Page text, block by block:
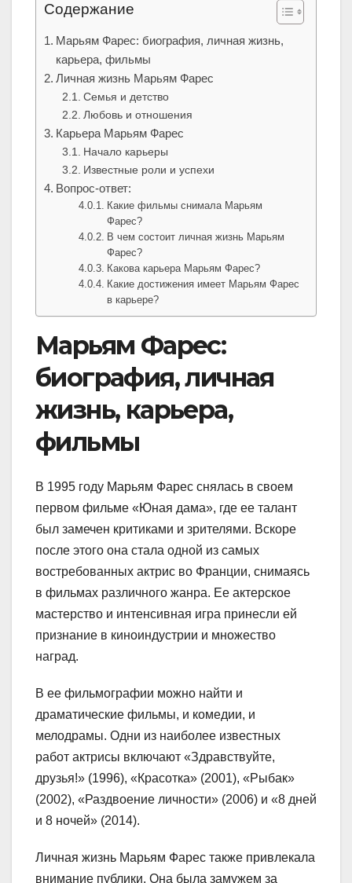
Содержание
Марьям Фарес: биография, личная жизнь,
карьера, фильмы
Личная жизнь Марьям Фарес
Семья и детство
Любовь и отношения
Карьера Марьям Фарес
Начало карьеры
Известные роли и успехи
Вопрос-ответ:
Какие фильмы снимала Марьям
Фарес?
В чем состоит личная жизнь Марьям
Фарес?
Какова карьера Марьям Фарес?
Какие достижения имеет Марьям Фарес
в карьере?
Марьям Фарес:
биография, личная
жизнь, карьера,
фильмы
В 1995 году Марьям Фарес снялась в своем
первом фильме «Юная дама», где ее талант
был замечен критиками и зрителями. Вскоре
после этого она стала одной из самых
востребованных актрис во Франции, снимаясь
в фильмах различного жанра. Ее актерское
мастерство и интенсивная игра принесли ей
признание в киноиндустрии и множество
наград.
В ее фильмографии можно найти и
драматические фильмы, и комедии, и
мелодрамы. Одни из наиболее известных
работ актрисы включают «Здравствуйте,
друзья!» (1996), «Красотка» (2001), «Рыбак»
(2002), «Раздвоение личности» (2006) и «8 дней
и 8 ночей» (2014).
Личная жизнь Марьям Фарес также привлекала
внимание публики. Она была замужем за